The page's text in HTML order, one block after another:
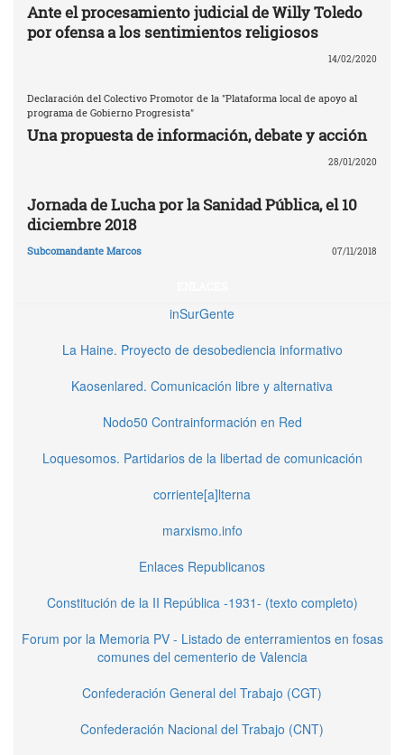
Ante el procesamiento judicial de Willy Toledo
por ofensa a los sentimientos religiosos
14/02/2020
Declaración del Colectivo Promotor de la "Plataforma local de apoyo al
programa de Gobierno Progresista"
Una propuesta de información, debate y acción
28/01/2020
Jornada de Lucha por la Sanidad Pública, el 10
diciembre 2018
Subcomandante Marcos 07/11/2018
inSurGente
La Haine. Proyecto de desobediencia informativo
Kaosenlared. Comunicación libre y alternativa
Nodo50 Contrainformación en Red
Loquesomos. Partidarios de la libertad de comunicación
corriente[a]lterna
marxismo.info
Enlaces Republicanos
Constitución de la II República -1931- (texto completo)
Forum por la Memoria PV - Listado de enterramientos en fosas
comunes del cementerio de Valencia
Confederación General del Trabajo (CGT)
Confederación Nacional del Trabajo (CNT)